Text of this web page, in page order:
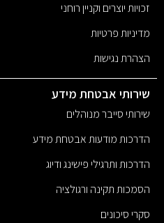
זכויות יוצרים וקניין רוחני
מדיניות פרטיות
הצהרת נגישות
שירותי אבטחת מידע
שירותי סייבר מנוהלים
הדרכות מודעות אבטחת מידע
הדרכות ותרגילי פישינג ודיוג
הסמכות תקינה ורגולציה
סקרי סיכונים